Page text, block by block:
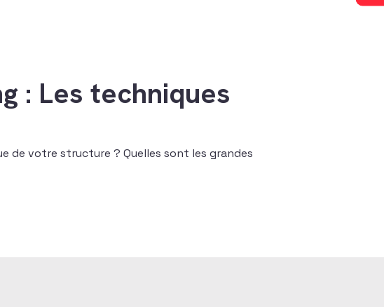
: Les techniques
de votre structure ? Quelles sont les grandes